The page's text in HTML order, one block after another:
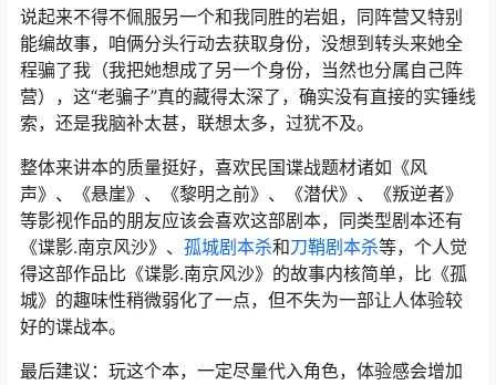
说起来不得不佩服另一个和我同胜的岩姐，同阵营又特别
能编故事，咱俩分头行动去获取身份，没想到转头来她全
程骗了我（我把她想成了另一个身份，当然也分属自己阵
营），这“老骗子”真的藏得太深了，确实没有直接的实锤线
索，还是我脑补太甚，联想太多，过犹不及。
整体来讲本的质量挺好，喜欢民国谍战题材诸如《风
声》、《悬崖》、《黎明之前》、《潜伏》、《叛逆者》
等影视作品的朋友应该会喜欢这部剧本，同类型剧本还有
《谍影.南京风沙》、 孤城剧本杀和刀鞘剧本杀等，个人觉
得这部作品比《谍影.南京风沙》的故事内核简单，比《孤
城》的趣味性稍微弱化了一点，但不失为一部让人体验较
好的谍战本。
最后建议：玩这个本，一定尽量代入角色，体验感会增加